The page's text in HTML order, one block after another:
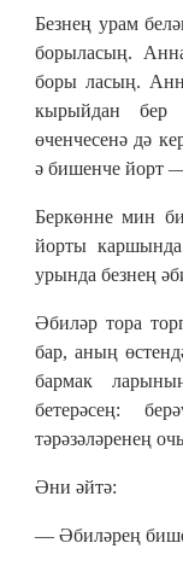
Безнең урам
борыласың.
боры ласың.
кырыйдан бер
өченчесенә дә
ә бишенче йорт
Беркөнне мин
йорты
урында безнең
Әбиләр тора
бар, аның
бармак
бетерәсең:
тәрәзәләренең
Әни әйтә:
— Әбиләрең